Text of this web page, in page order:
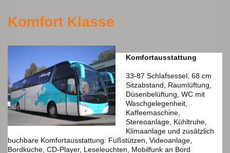
Komfort Klasse
Komfortausstattung
33-87 Schlafsessel, 68 cm
Sitzabstand, Raumlüftung,
Düsenbelüftung, WC mit
Waschgelegenheit,
Kaffeemaschine,
Stereoanlage, Kühltruhe,
Klimaanlage und zusätzlich
buchbare Komfortausstattung: Fußstützen, Videoanlage,
Bordküche, CD-Player, Leseleuchten, Mobilfunk an Bord